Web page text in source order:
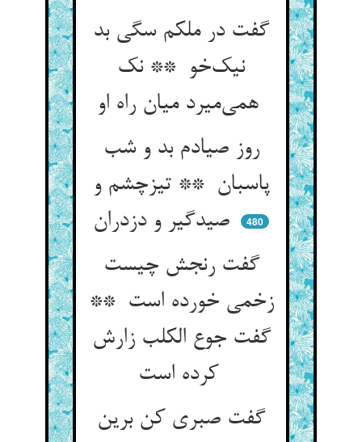
گفت در ملکم سگی بد
نیک‌خو ** نک
روز صیادم بد و شب
پاسبان ** تیزچشم و
480
گفت رنجش چیست
زخمی خورده است **
گفت جوع الکلب زارش
کرده است
گفت صبری کن برین